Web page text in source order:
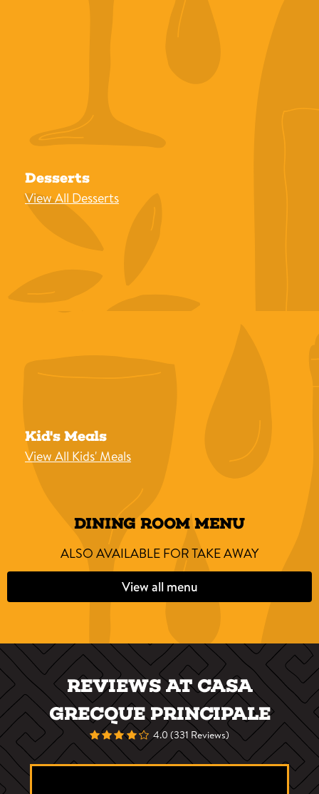
Desserts
View All Desserts
Kid's Meals
View All Kids' Meals
DINING ROOM MENU
ALSO AVAILABLE FOR TAKE AWAY
View all menu
REVIEWS AT CASA
GRECQUE PRINCIPALE
4.0 (331 Reviews)